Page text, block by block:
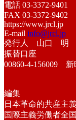
電話 03-3372-9401
FAX 03-3372-9402
https://www.jrcl.jp
E-mail info@jrcl.jp
発行人 山口 明
振替口座
00860-4-156009 新
編集
日本革命的共産主
国際主義労働者全